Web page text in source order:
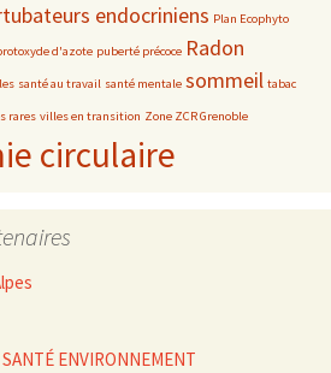
endocriniens Plan Ecophyto
d'azote puberté précoce Radon
santé au travail santé mentale sommeil tabac
rares villes en transition Zone ZCR Grenoble
circulaire
ENVIRONNEMENT